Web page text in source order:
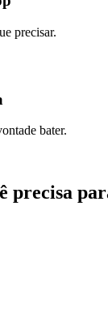
precisar.
bater.
precisa